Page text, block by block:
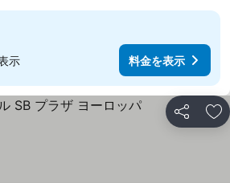
示 料金を表示
シェア お